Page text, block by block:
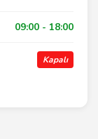
09:00 - 18:00
Kapalı